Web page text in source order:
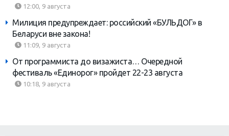
12:00, 9 августа
Милиция предупреждает: российский «БУЛЬДОГ» в
Беларуси вне закона!
11:09, 9 августа
От программиста до визажиста… Очередной
фестиваль «Единорог» пройдет 22-23 августа
10:18, 9 августа